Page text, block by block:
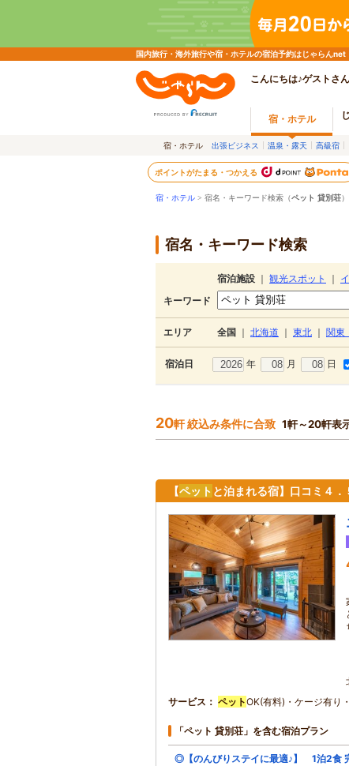
国内旅行・海外旅行や宿・ホテルの宿泊予約はじゃらん
こんにちは♪ゲストさん
宿・ホテル
宿・ホテル 出張ビジネス 温泉・露天 高級宿
ポイントがたまる・つかえる
宿・ホテル > 宿名・キーワード検索（ペット 貸別荘）
宿名・キーワード検索
宿泊施設 観光スポット
キーワード
エリア 全国 北海道 東北 関東
宿泊日 年 月 日
20軒 絞込み条件に合致 1軒～20軒表
【ペット と泊まれる宿】口コミ４
サービス ペットOK(有料)・ケージ有り
「ペット 貸別荘」を含む宿泊プラン
◎【のんびりステイに最適♪】 1泊2食